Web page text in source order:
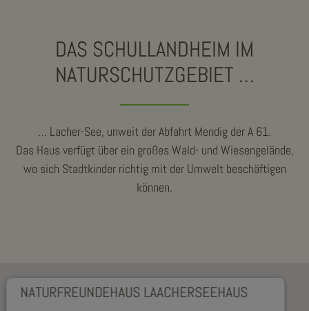
DAS SCHULLANDHEIM IM
NATURSCHUTZGEBIET …
… Lacher-See, unweit der Abfahrt Mendig der A 61.
Das Haus verfügt über ein großes Wald- und Wiesengelände,
wo sich Stadtkinder richtig mit der Umwelt beschäftigen
können.
NATURFREUNDEHAUS LAACHERSEEHAUS